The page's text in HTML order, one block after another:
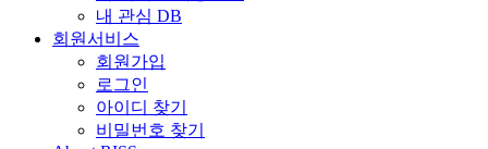
내 관심 DB
회원서비스
회원가입
로그인
아이디 찾기
비밀번호 찾기